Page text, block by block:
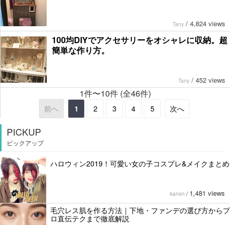
Tany / 4,824 views
100均DIYでアクセサリーをオシャレに収納。超
簡単な作り方。
Tany / 452 views
1件〜10件 (全46件)
前へ 1 2 3 4 5 次へ
PICKUP
ピックアップ
ハロウィン2019！可愛い女の子コスプレ&メイクまとめ
kanon / 1,481 views
毛穴レス肌を作る方法｜下地・ファンデの選び方からプ
ロ直伝テクまで徹底解説